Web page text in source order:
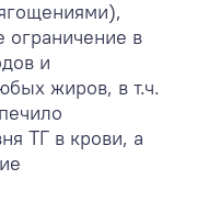
ограничение в
и
жиров, в т.ч.
ТГ в крови, а